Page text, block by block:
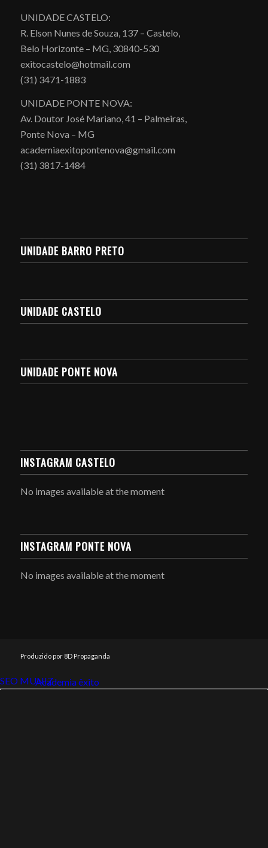
UNIDADE CASTELO:
R. Elson Nunes de Souza, 137 – Castelo,
Belo Horizonte – MG, 30840-530
exitocastelo@hotmail.com
(31) 3471-1883
UNIDADE PONTE NOVA:
Av. Doutor José Mariano, 41 – Palmeiras,
Ponte Nova – MG
academiaexitopontenova@gmail.com
(31) 3817-1484
UNIDADE BARRO PRETO
UNIDADE CASTELO
UNIDADE PONTE NOVA
INSTAGRAM CASTELO
No images available at the moment
INSTAGRAM PONTE NOVA
No images available at the moment
Produzido por 8D Propaganda
SEO MUNIZ
Link112Academia êxito